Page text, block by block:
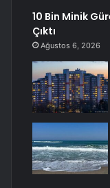
10 Bin Minik
Çıktı
Ağustos 6, 2026